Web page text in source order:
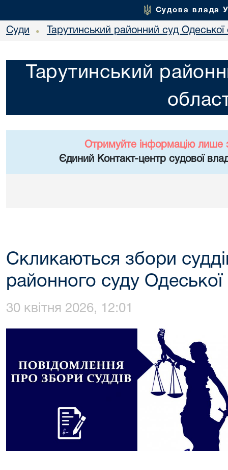
Судова влада
Суди • Тарутинський районний суд Одеської
Тарутинський
Отримуйте інформацію лише
Єдиний Контакт-центр судової
Скликаються збори
районного суду Одеської
30 квітня 2026, 12:01